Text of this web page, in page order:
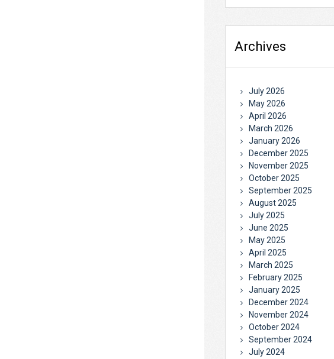
Archives
July 2026
May 2026
April 2026
March 2026
January 2026
December 2025
November 2025
October 2025
September 2025
August 2025
July 2025
June 2025
May 2025
April 2025
March 2025
February 2025
January 2025
December 2024
November 2024
October 2024
September 2024
July 2024